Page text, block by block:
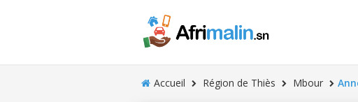
Accueil Région de Thiès Mbour